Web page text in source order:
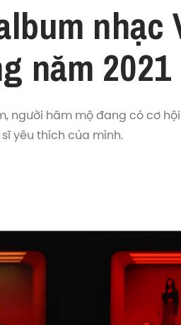
nhạc
năm 2021
người hâm mộ đang có cơ
yêu thích của mình.